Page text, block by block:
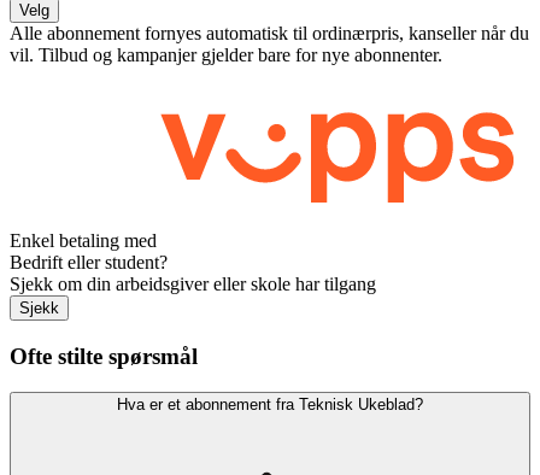
Velg
Alle abonnement fornyes automatisk til ordinærpris, kanseller når du
vil. Tilbud og kampanjer gjelder bare for nye abonnenter.
Enkel betaling med
Bedrift eller student?
Sjekk om din arbeidsgiver eller skole har tilgang
Sjekk
Ofte stilte spørsmål
Hva er et abonnement fra Teknisk Ukeblad?